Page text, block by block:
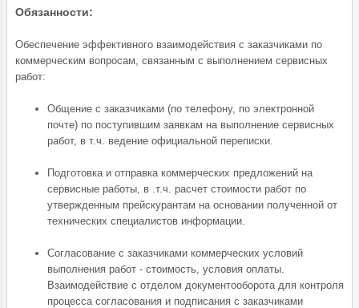
Обязанности:
Обеспечение эффективного взаимодействия с заказчиками по
коммерческим вопросам, связанным с выполнением сервисных
работ:
Общение с заказчиками (по телефону, по электронной
почте) по поступившим заявкам на выполнение сервисных
работ, в т.ч. ведение официальной переписки.
Подготовка и отправка коммерческих предложений на
сервисные работы, в .т.ч. расчет стоимости работ по
утвержденным прейскурантам на основании полученной от
технических специалистов информации.
Согласование с заказчиками коммерческих условий
выполнения работ - стоимость, условия оплаты.
Взаимодействие с отделом документооборота для контроля
процесса согласования и подписания с заказчиками